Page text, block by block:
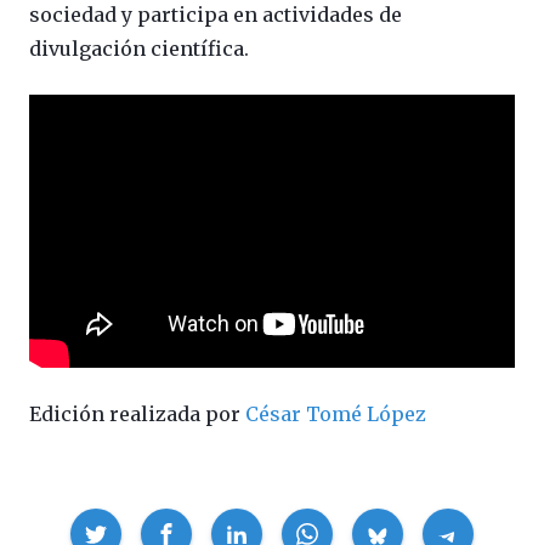
sociedad y participa en actividades de
divulgación científica.
Edición realizada por César Tomé López
Compartir